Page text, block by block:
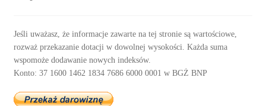
Jeśli uważasz, że informacje zawarte na tej stronie są wartościowe,
rozważ przekazanie dotacji w dowolnej wysokości. Każda suma
wspomoże dodawanie nowych indeksów.
Konto: 37 1600 1462 1834 7686 6000 0001 w BGŻ BNP